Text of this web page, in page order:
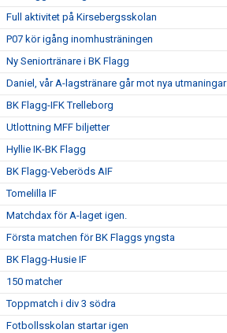
Full aktivitet på Kirsebergsskolan
P07 kör igång inomhusträningen
Ny Seniortränare i BK Flagg
Daniel, vår A-lagstränare går mot nya utmaningar
BK Flagg-IFK Trelleborg
Utlottning MFF biljetter
Hyllie IK-BK Flagg
BK Flagg-Veberöds AIF
Tomelilla IF
Matchdax för A-laget igen.
Första matchen för BK Flaggs yngsta
BK Flagg-Husie IF
150 matcher
Toppmatch i div 3 södra
Fotbollsskolan startar igen